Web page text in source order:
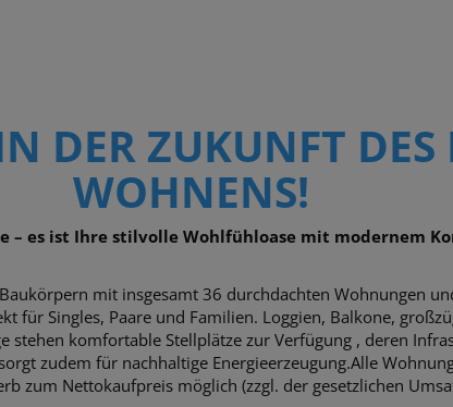
DER ZUKUNFT DES
WOHNENS!
– es ist Ihre stilvolle Wohlfühloase mit modernem
mit insgesamt 36 durchdachten Wohnungen
für Singles, Paare und Familien. Loggien, Balkone,
stehen komfortable Stellplätze zur Verfügung , deren
zudem für nachhaltige Energieerzeugung.Alle
zum Nettokaufpreis möglich (zzgl. der gesetzlichen